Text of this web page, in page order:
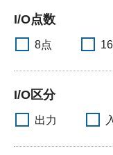
製品検索
I/O点数
8点
I/O区分
出力